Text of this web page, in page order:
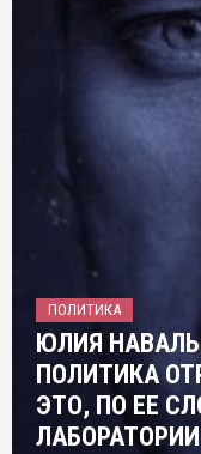
ПОЛИТИКА
ЮЛИЯ
ПОЛИТИКА
ЭТО, ПО ЕЕ
ЛАБОРАТОРИИ